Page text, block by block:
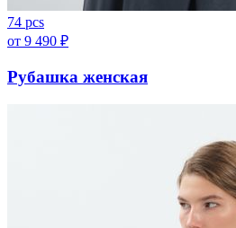
74 pcs
от 9 490 ₽
Рубашка женская